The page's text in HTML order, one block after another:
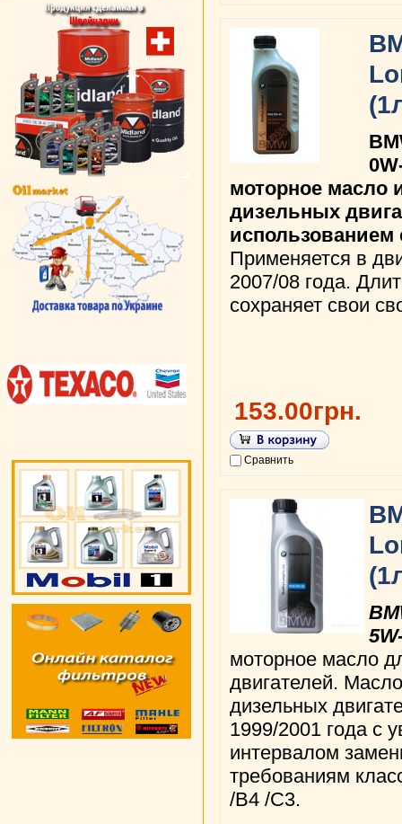
моторное масло
дизельных
использованием
Применяется в
2007/08 года.
сохраняет свои
153.00грн.
Сравнить
моторное масло
двигателей.
дизельных
1999/2001 года с
интервалом
требованиям
/B4 /C3.